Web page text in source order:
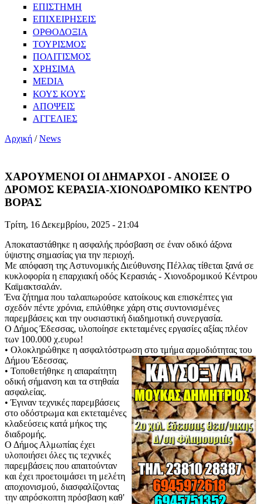
ΕΠΙΣΤΗΜΗ
ΕΠΙΧΕΙΡΗΣΕΙΣ
ΟΡΘΟΔΟΞΙΑ
ΤΟΥΡΙΣΜΟΣ
ΠΟΛΙΤΙΣΜΟΣ
ΧΡΗΣΙΜΑ
MEDIA
ΚΟΥΣ ΚΟΥΣ
ΑΠΟΨΕΙΣ
ΑΓΓΕΛΙΕΣ
Αρχική /News
ΧΑΡΟΥΜΕΝΟΙ ΟΙ ΔΗΜΑΡΧΟΙ - ΑΝΟΙΞΕ Ο
ΔΡΟΜΟΣ ΚΕΡΑΣΙΑ-ΧΙΟΝΟΔΡΟΜΙΚΟ ΚΕΝΤΡΟ
ΒΟΡΑΣ
Τρίτη, 16 Δεκεμβρίου, 2025 - 21:04
Αποκαταστάθηκε η ασφαλής πρόσβαση σε έναν οδικό άξονα
ύψιστης σημασίας για την περιοχή.
Με απόφαση της Αστυνομικής Διεύθυνσης Πέλλας τίθεται ξανά σε
κυκλοφορία η επαρχιακή οδός Κερασιάς - Χιονοδρομικού Κέντρου
Καϊμακτσαλάν.
Ένα ζήτημα που ταλαιπωρούσε κατοίκους και επισκέπτες για
σχεδόν πέντε χρόνια, επιλύθηκε χάρη στις συντονισμένες
παρεμβάσεις και την ουσιαστική διαδημοτική συνεργασία.
Ο Δήμος Έδεσσας, υλοποίησε εκτεταμένες εργασίες αξίας πλέον
των 100.000 χ.ευρω!
• Ολοκληρώθηκε η ασφαλτόστρωση στο τμήμα αρμοδιότητας του
Δήμου Έδεσσας.
• Τοποθετήθηκε η απαραίτητη
οδική σήμανση και τα στηθαία
ασφαλείας.
• Έγιναν τεχνικές παρεμβάσεις
στο οδόστρωμα και εκτεταμένες
κλαδεύσεις κατά μήκος της
διαδρομής.
Ο Δήμος Αλμωπίας έχει
υλοποιήσει όλες τις τεχνικές
παρεμβάσεις που απαιτούνταν
και έχει προετοιμάσει τη μελέτη
αποχιονισμού, διασφαλίζοντας
την απρόσκοπτη πρόσβαση καθ'